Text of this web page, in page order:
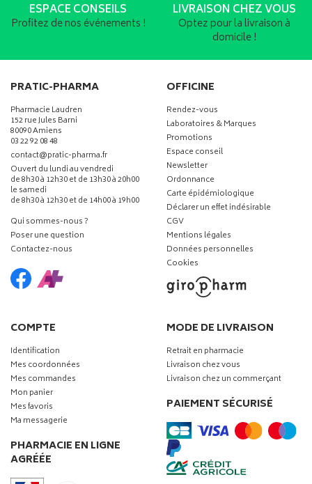
ESPACE CONSEILS
Profitez de nos événements !
LIVRAISON CHEZ VOUS
Optez pour la livraison à
domicile !
PRATIC-PHARMA
Pharmacie Laudren
152 rue Jules Barni
80090 Amiens
03 22 92 08 48
contact-
@-
pratic-pharma.fr
Ouvert du lundi au vendredi
de 8h30 à 12h30 et de 13h30 à 20h00
le samedi
de 8h30 à 12h30 et de 14h00 à 19h00
Qui sommes-nous ?
Poser une question
Contactez-nous
OFFICINE
Rendez-vous
Laboratoires & Marques
Promotions
Espace conseil
Newsletter
Ordonnance
Carte épidémiologique
Déclarer un effet indésirable
CGV
Mentions légales
Données personnelles
Cookies
COMPTE
Identification
Mes coordonnées
Mes commandes
Mon panier
Mes favoris
Ma messagerie
PHARMACIE EN LIGNE
AGRÉÉE
MODE DE LIVRAISON
Retrait en pharmacie
Livraison chez vous
Livraison chez un commerçant
PAIEMENT SÉCURISÉ